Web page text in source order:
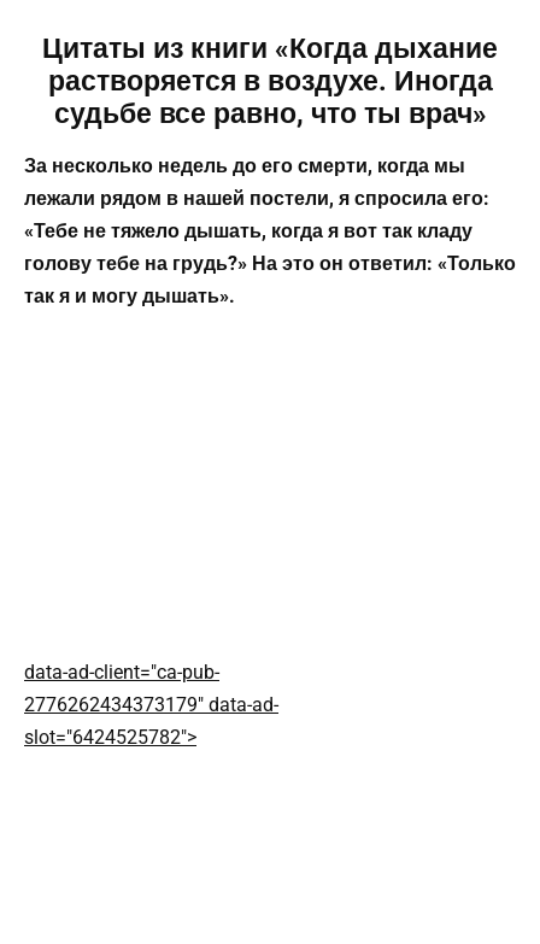
Цитаты из книги «Когда дыхание
растворяется в воздухе. Иногда
судьбе все равно, что ты врач»
За несколько недель до его смерти, когда мы
лежали рядом в нашей постели, я спросила его:
«Тебе не тяжело дышать, когда я вот так кладу
голову тебе на грудь?» На это он ответил: «Только
так я и могу дышать».
data-ad-client="ca-pub-
2776262434373179" data-ad-
slot="6424525782">